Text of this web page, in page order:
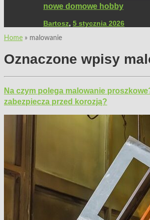
nowe domowe hobby
Bartosz, 5 stycznia 2026
Home » malowanie
Oznaczone wpisy
Na czym polega malowanie
zabezpiecza przed korozją?